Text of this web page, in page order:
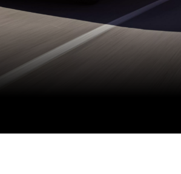
THE
X1
BMW X1 M35i xDrive.